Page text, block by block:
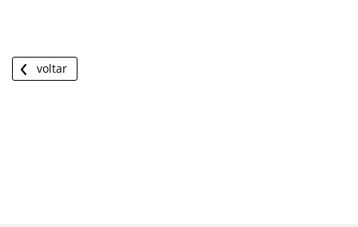
voltar